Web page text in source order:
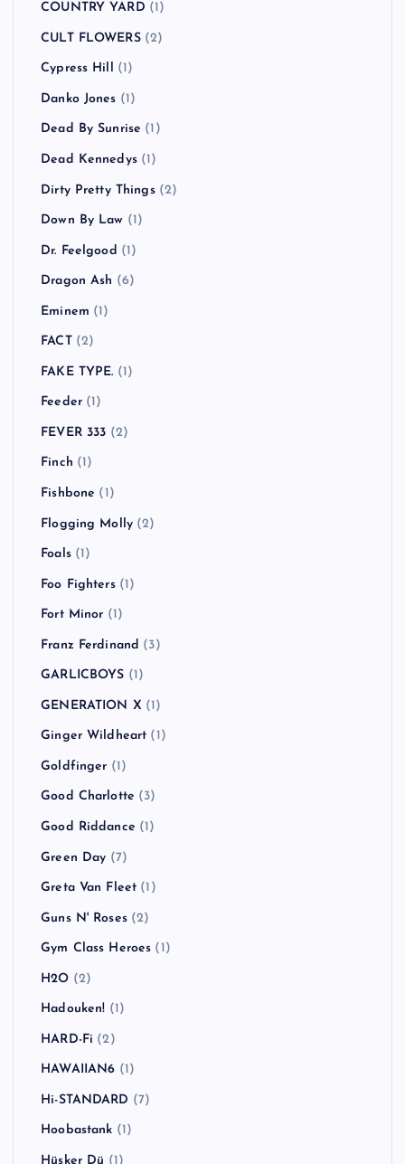
COUNTRY YARD (1)
CULT FLOWERS(2)
Cypress Hill (1)
Danko Jones (1)
Dead By Sunrise (1)
Dead Kennedys(1)
Dirty Pretty Things(2)
Down By Law (1)
Dr. Feelgood (1)
Dragon Ash (6)
Eminem (1)
FACT(2)
FAKE TYPE. (1)
Feeder(1)
FEVER 333 (2)
Finch (1)
Fishbone (1)
Flogging Molly (2)
Foals(1)
Foo Fighters(1)
Fort Minor (1)
Franz Ferdinand (3)
GARLICBOYS (1)
GENERATION X (1)
Ginger Wildheart (1)
Goldfinger (1)
Good Charlotte (3)
Good Riddance (1)
Green Day (7)
Greta Van Fleet (1)
Guns N' Roses(2)
Gym Class Heroes (1)
H2O (2)
Hadouken! (1)
HARD-Fi (2)
HAWAIIAN6 (1)
Hi-STANDARD (7)
Hoobastank (1)
Hüsker Dü (1)